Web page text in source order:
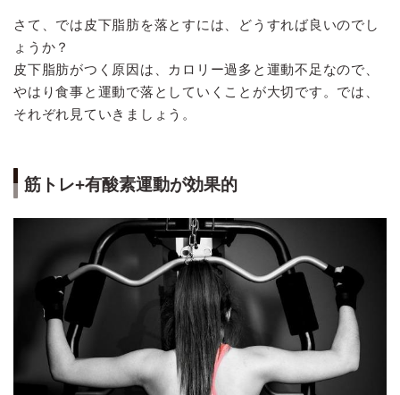
さて、では皮下脂肪を落とすには、どうすれば良いのでし
ょうか？
皮下脂肪がつく原因は、カロリー過多と運動不足なので、
やはり食事と運動で落としていくことが大切です。では、
それぞれ見ていきましょう。
筋トレ+有酸素運動が効果的